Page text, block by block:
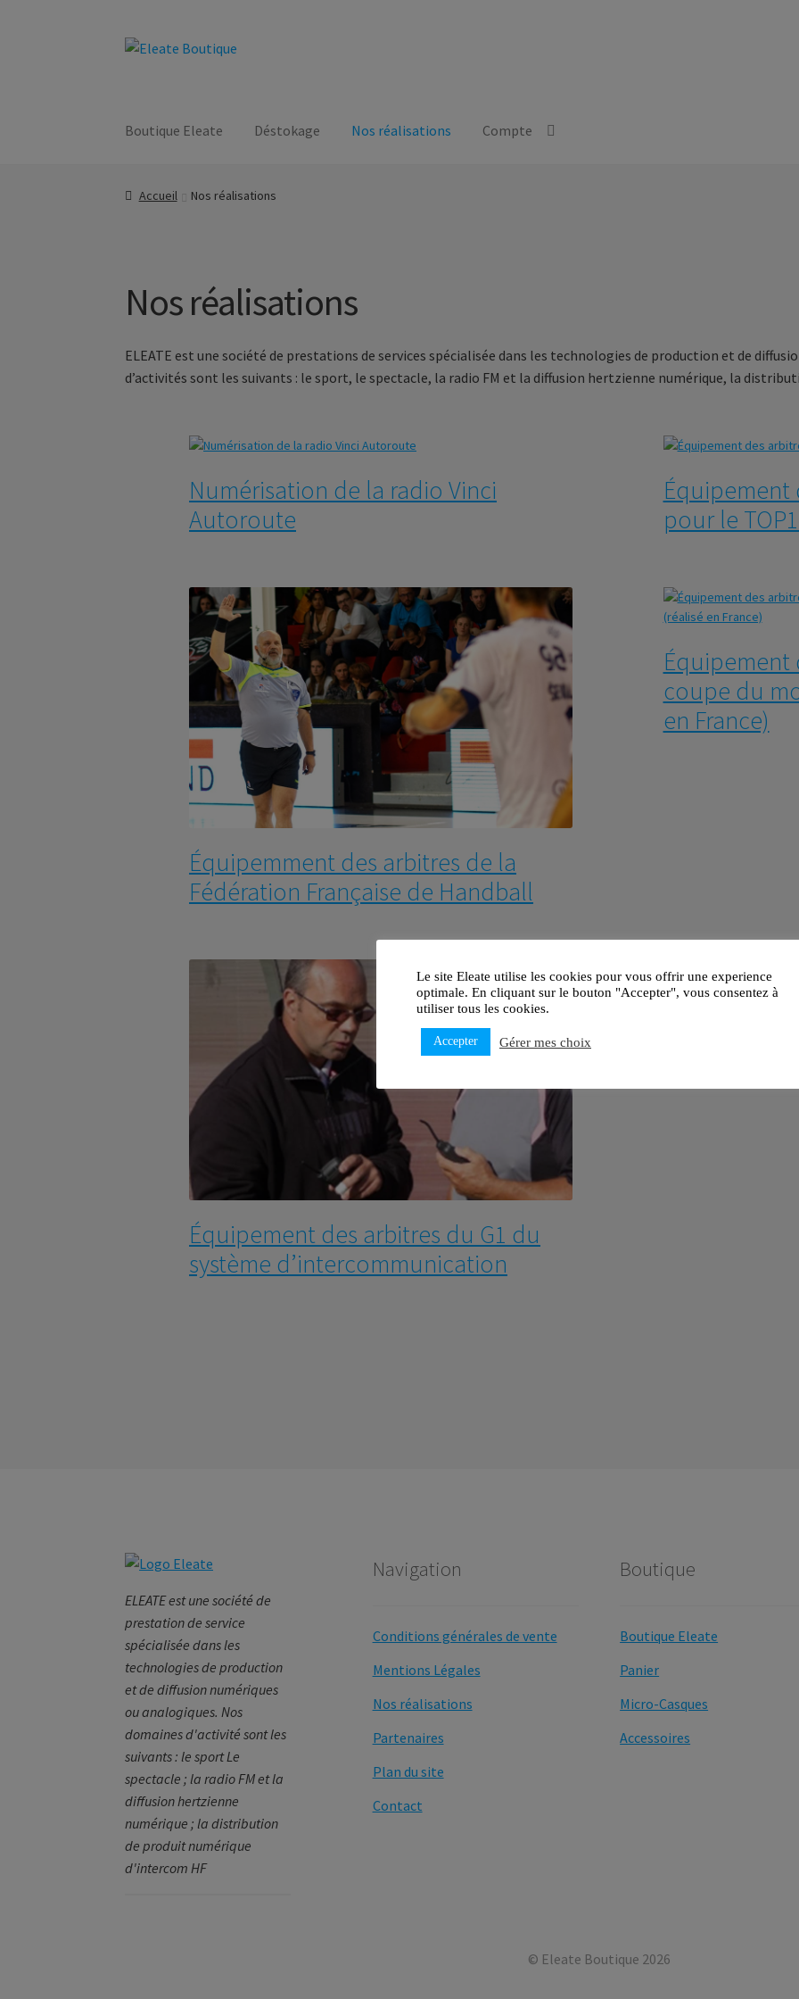
Aller
Aller
Boutique Eleate Déstokage Nos réalisations Compte
Accueil Nos réalisations
Nos réalisations
ELEATE est une société de prestations de services spécialisée dans les technologies de production et de
d’activités sont les suivants : le sport, le spectacle, la radio FM et la diffusion hertzienne numérique, la
Numérisation de la radio Vinci
Autoroute
Équipemment des arbitres de la
Fédération Française de Handball
Équipement des arbitres du G1 du
système d’intercommunication
Équipement
pour le
Équipement
coupe du
en France)
ELEATE est une société de
prestation de service
spécialisée dans les
technologies de production
et de diffusion numériques
ou analogiques. Nos
domaines d'activité sont les
suivants : le sport Le
spectacle ; la radio FM et la
diffusion hertzienne
numérique ; la distribution
de produit numérique
d'intercom HF
Navigation
Conditions générales de vente
Mentions Légales
Nos réalisations
Partenaires
Plan du site
Contact
Boutique
Boutique Eleate
Panier
Micro-Casques
Accessoires
© Eleate Boutique 2026
Le site Eleate utilise les cookies pour vous offrir une experience
optimale. En cliquant sur le bouton "Accepter", vous consentez à
utiliser tous les cookies.
Accepter Gérer mes choix